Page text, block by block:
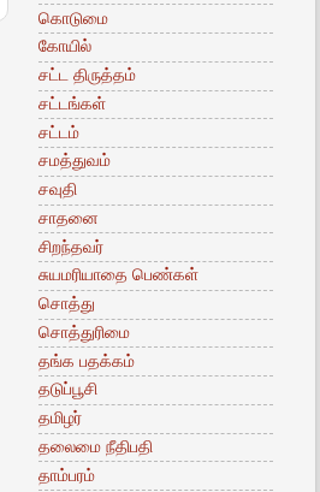
கொடுமை
கோயில்
சட்ட திருத்தம்
சட்டங்கள்
சட்டம்
சமத்துவம்
சவுதி
சாதனை
சிறந்தவர்
சுயமரியாதை பெண்கள்
சொத்து
சொத்துரிமை
தங்க பதக்கம்
தடுப்பூசி
தமிழர்
தலைமை நீதிபதி
தாம்பரம்